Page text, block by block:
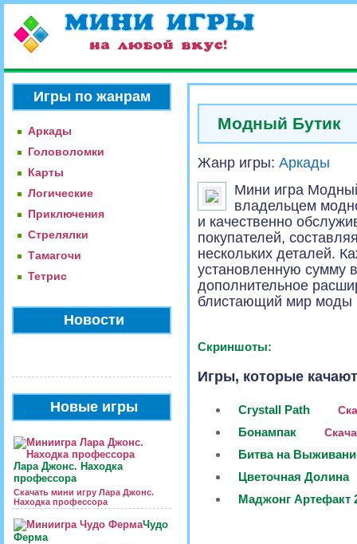
Игры по жанрам
Аркады
Головоломки
Карты
Логические
Приключения
Стрелялки
Тамагочи
Тетрис
Новости
Новые игры
Лара Джонс. Находка
профессора
Скачать мини игру Лара Джонс.
Находка профессора
Чудо
Ферма
Модный Бутик
Жанр игры: Аркады
Мини игра
владельцем
и качественно
покупателей,
нескольких деталей.
установленную сумму
дополнительное
блистающий мир моды
Скриншоты:
Игры, которые
Crystall Path
Бонампак
Битва на
Цветочная Долина
Маджонг Артефакт